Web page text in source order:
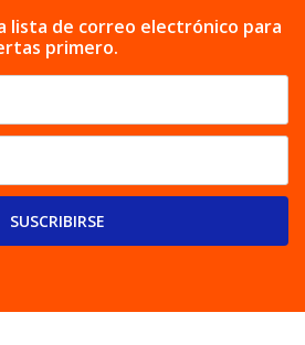
lista de correo electrónico para
primero.
SUSCRIBIRSE